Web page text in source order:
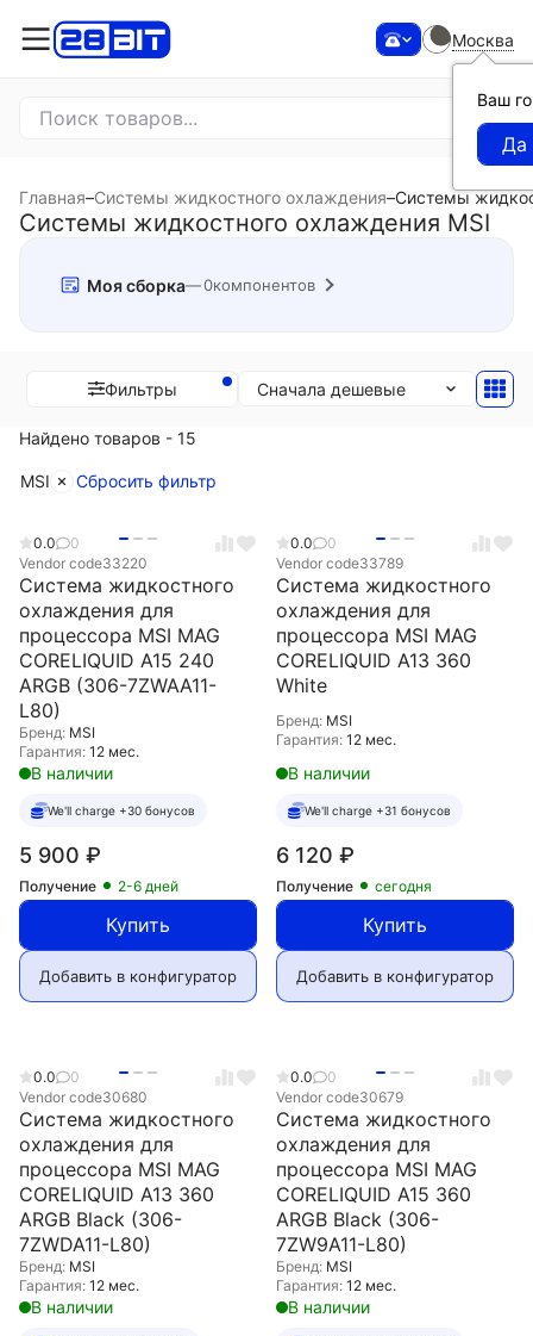
Москва
Ваш
Главная–Системы жидкостного охлаждения–Системы
Системы жидкостного охлаждения MSI
Моя сборка 0компонентов
Сначала дешевые
Фильтры
Найдено товаров - 15
MSI Сбросить фильтр
0.0
0
Vendor code33220
Система жидкостного
охлаждения для
процессора MSI MAG
CORELIQUID A15 240
ARGB (306-7ZWAA11-
L80)
Бренд: MSI
Гарантия: 12 мес.
В наличии
We'll charge +30 бонусов
5 900 ₽
Получение 2-6 дней
Купить
Добавить в конфигуратор
0.0
0
Vendor code33789
Система жидкостного
охлаждения для
процессора MSI MAG
CORELIQUID A13 360
White
Бренд: MSI
Гарантия: 12 мес.
В наличии
We'll charge +31 бонусов
6 120 ₽
Получение сегодня
Купить
Добавить в конфигуратор
0.0
0
Vendor code30680
Система жидкостного
охлаждения для
процессора MSI MAG
CORELIQUID A13 360
ARGB Black (306-
7ZWDA11-L80)
Бренд: MSI
Гарантия: 12 мес.
В наличии
0.0
0
Vendor code30679
Система жидкостного
охлаждения для
процессора MSI MAG
CORELIQUID A15 360
ARGB Black (306-
7ZW9A11-L80)
Бренд: MSI
Гарантия: 12 мес.
В наличии